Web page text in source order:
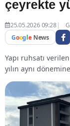
çeyrekte
25.05.2026 09:28
Google News
Yapı ruhsatı
yılın aynı